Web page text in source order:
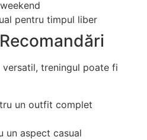
pentru timpul liber
treningul poate fi
un outfit complet
un aspect casual